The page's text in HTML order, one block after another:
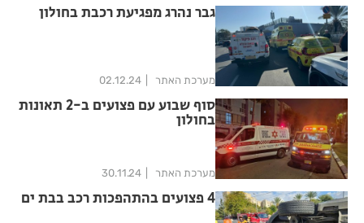
גבר נהרג מפגיעת רכבת בחולון
מערכת האתר 02.12.24
סוף שבוע עם פצועים ב-2 תאונות
בחולון
מערכת האתר 30.11.24
4 פצועים בהתהפכות רכב בבת ים